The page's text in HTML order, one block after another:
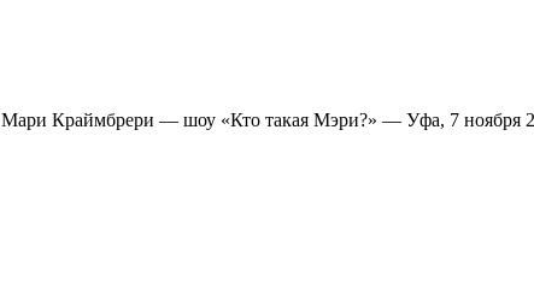
Мари Краймбрери — шоу «Кто такая Мэри?» — Уфа, 7 ноября